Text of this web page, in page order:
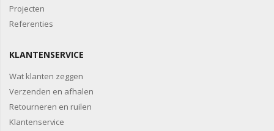
Projecten
Referenties
KLANTENSERVICE
Wat klanten zeggen
Verzenden en afhalen
Retourneren en ruilen
Klantenservice